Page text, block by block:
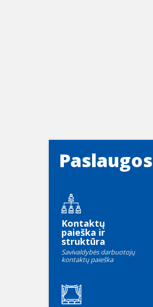
Paslaugos
Kontaktų
paieška ir
struktūra
Savivaldybės darbuotojų
kontaktų paieška